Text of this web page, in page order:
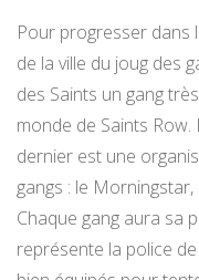
Pour progresser dans
de la ville du joug des
des Saints un gang
monde de Saints
dernier est une
gangs : le
Chaque gang aura sa
représente la police